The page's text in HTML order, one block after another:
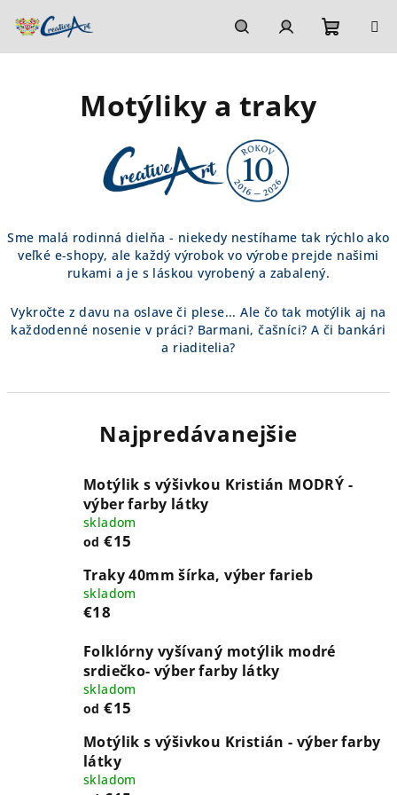
HľadaťPrihlásenie
Motýliky a traky
Sme malá rodinná dielňa - niekedy nestíhame tak rýchlo ako
veľké e-shopy, ale každý výrobok vo výrobe prejde našimi
rukami a je s láskou vyrobený a zabalený.
Vykročte z davu na oslave či plese... Ale čo tak motýlik aj na
každodenné nosenie v práci? Barmani, čašníci? A či bankári
a riaditelia?
Najpredávanejšie
Motýlik s výšivkou Kristián MODRÝ -
výber farby látky
skladom
od €15
Traky 40mm šírka, výber farieb
skladom
€18
Folklórny vyšívaný motýlik modré
srdiečko- výber farby látky
skladom
od €15
Motýlik s výšivkou Kristián - výber farby
látky
skladom